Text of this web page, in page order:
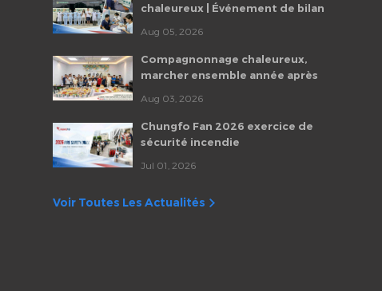
chaleureux | Événement de bilan
Chungfo Fan 2026
Aug 05, 2026
Compagnonnage chaleureux,
marcher ensemble année après
mensuelle des employés de
Chungfo Fan
Aug 03, 2026
Chungfo Fan 2026 exercice de
sécurité incendie
Jul 01, 2026
Voir Toutes Les Actualités